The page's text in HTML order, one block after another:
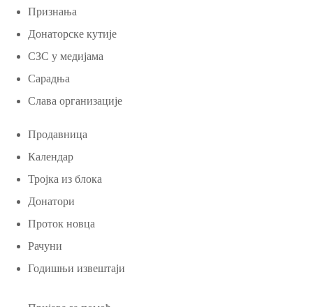
Признања
Донаторске кутије
СЗС у медијама
Сарадња
Слава организације
Продавница
Календар
Тројка из блока
Донатори
Проток новца
Рачуни
Годишњи извештаји